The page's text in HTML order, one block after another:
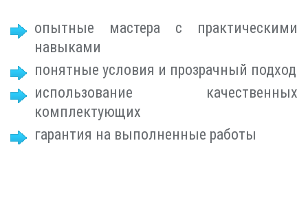
опытные мастера с практическими
навыками
понятные условия и прозрачный подход
использование качественных
комплектующих
гарантия на выполненные работы